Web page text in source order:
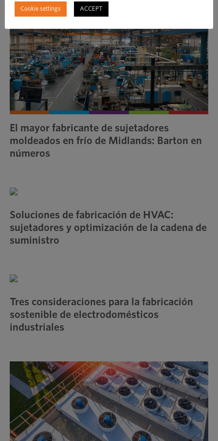
El mayor fabricante de sujetadores
moldeados en frío de Midlands: Barton en
números
Soluciones de fabricación de HVAC:
sujetadores y optimización de la cadena de
suministro
Tres consideraciones para la fabricación
sostenible de electrodomésticos
industriales
Cookie settings ACCEPT